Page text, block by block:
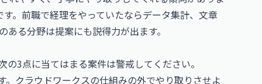
。前職で経理をやっていたならデータ集計、文章
る分野は提案にも説得力が出ます。
3点に当てはまる案件は警戒してください。
クラウドワークスの仕組みの外でやり取りさせよ